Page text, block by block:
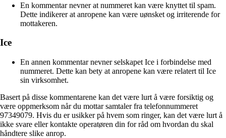
En kommentar nevner at nummeret kan være knyttet til spam.
Dette indikerer at anropene kan være uønsket og irriterende for
mottakeren.
Ice
En annen kommentar nevner selskapet Ice i forbindelse med
nummeret. Dette kan bety at anropene kan være relatert til Ice
sin virksomhet.
Basert på disse kommentarene kan det være lurt å være forsiktig og
være oppmerksom når du mottar samtaler fra telefonnummeret
97349079. Hvis du er usikker på hvem som ringer, kan det være lurt å
ikke svare eller kontakte operatøren din for råd om hvordan du skal
håndtere slike anrop.